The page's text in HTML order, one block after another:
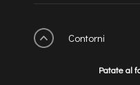
Contorni
Patate al